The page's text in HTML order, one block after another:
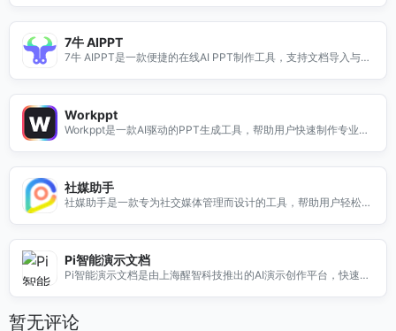
7牛 AIPPT
7牛 AIPPT是一款便捷的在线AI PPT制作工具，支持文档导入与多
Workppt
Workppt是一款AI驱动的PPT生成工具，帮助用户快速制作专业幻
社媒助手
社媒助手是一款专为社交媒体管理而设计的工具，帮助用户轻松管
时间，提高工作效率，优化社交媒体策略。使用社媒助手，您将能
够更好地与受众互动，提升品牌影响力，获取更多的关注与转化。
选择社媒助手，让社交媒体管理变得简单而高效！
Pi智能演示文档
Pi智能演示文档是由上海醒智科技推出的AI演示创作平台，快速生
暂无评论